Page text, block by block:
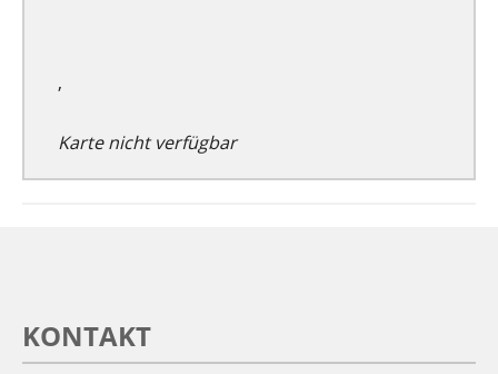
,
Karte nicht verfügbar
KONTAKT